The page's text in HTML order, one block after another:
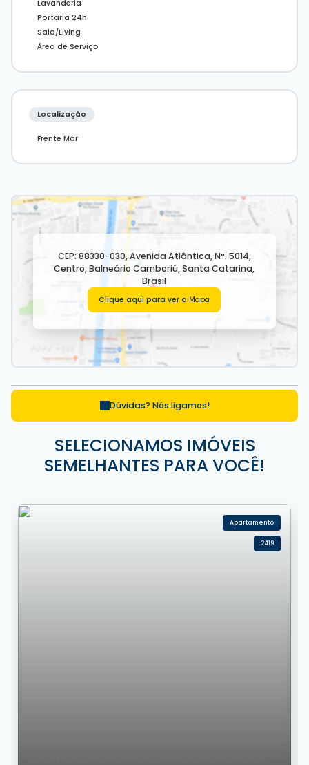
Lavanderia
Portaria 24h
Sala/Living
Área de Serviço
Localização
Frente Mar
CEP: 88330-030,Avenida Atlântica,N°: 5014,
Centro,Balneário Camboriú,Santa Catarina,
Brasil
Clique aqui para ver o Mapa
Dúvidas? Nós ligamos!
SELECIONAMOS IMÓVEIS
SEMELHANTES PARA VOCÊ!
Apartamento
2419